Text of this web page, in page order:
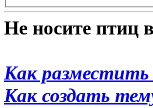
Не носите птиц
Как
Как создать